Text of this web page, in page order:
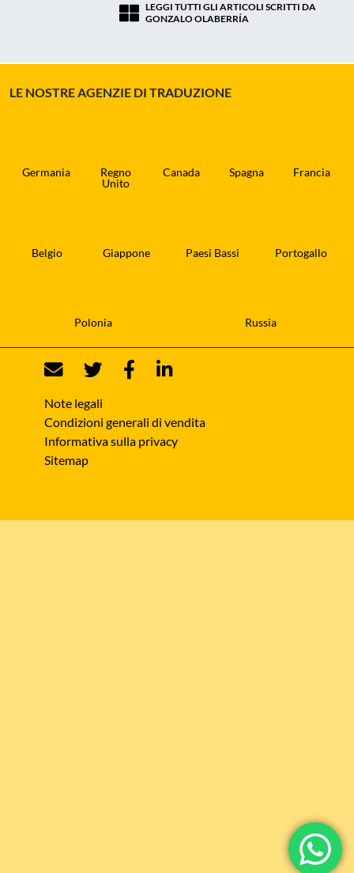
LEGGI TUTTI GLI ARTICOLI SCRITTI DA
GONZALO OLABERRÍA
LE NOSTRE AGENZIE DI TRADUZIONE
Germania
Regno
Unito
Canada Spagna Francia
Belgio Giappone Paesi Bassi Portogallo
Polonia Russia
Note legali
Condizioni generali di vendita
Informativa sulla privacy
Sitemap